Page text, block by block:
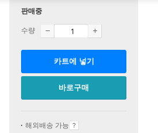
판매중
수량
카트에 넣기
바로구매
해외배송 가능